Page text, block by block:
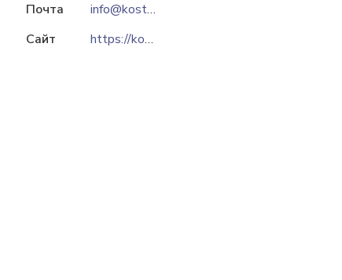
Почта
info@kostka.by
Сайт
https://kostka.by